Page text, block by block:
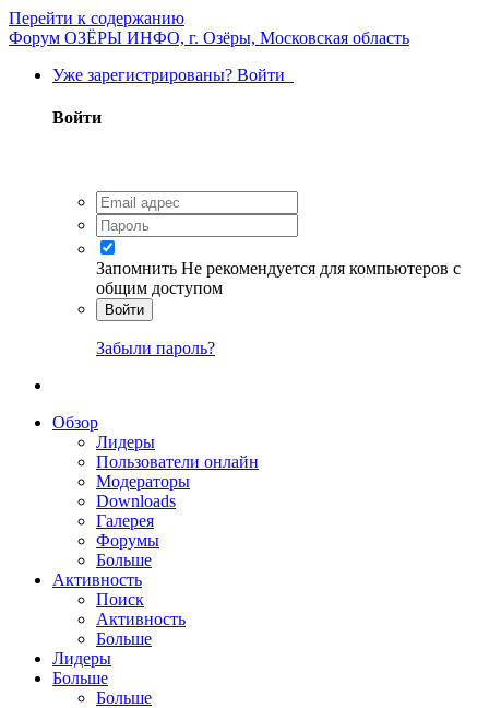
Перейти к содержанию
Форум ОЗЁРЫ ИНФО, г. Озёры, Московская область
Уже зарегистрированы? Войти
Войти
Запомнить Не рекомендуется для компьютеров с
общим доступом
Войти
Забыли пароль?
Обзор
Лидеры
Пользователи онлайн
Модераторы
Downloads
Галерея
Форумы
Больше
Активность
Поиск
Активность
Больше
Лидеры
Больше
Больше